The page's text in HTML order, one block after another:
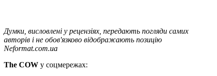
Думки, висловлені у рецензіях, передають погляди самих
авторів і не обов'язково відображають позицію
Neformat.com.ua
The COW у соцмережах: